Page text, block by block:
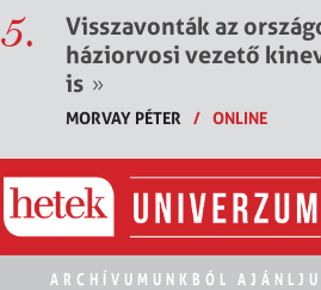
5.
Visszavonták az
háziorvosi vezető
is »
MORVAY PÉTER / ONLINE
ARCHÍVUMUNKBÓL